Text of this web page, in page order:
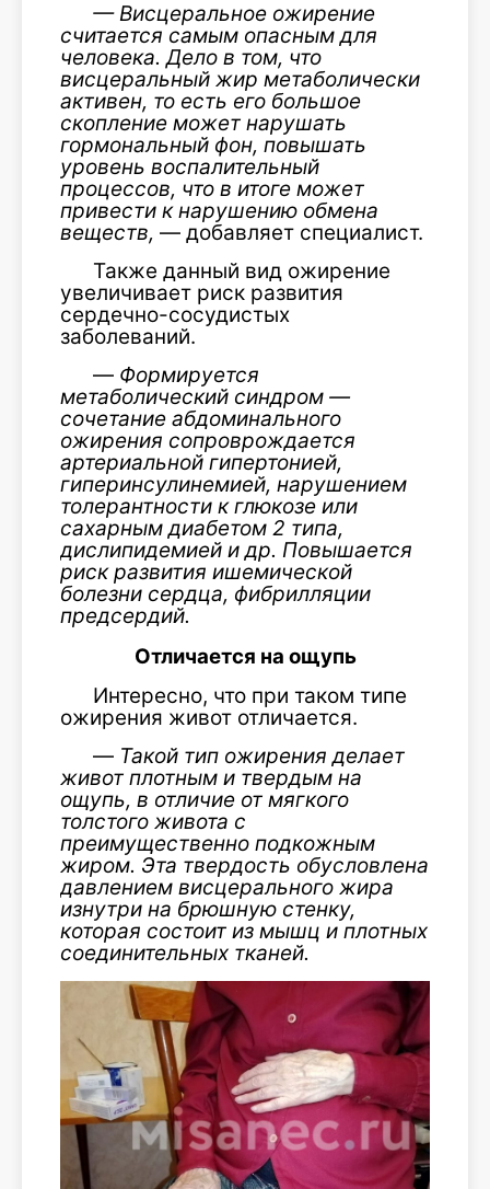
— Висцеральное ожирение
считается самым опасным для
человека. Дело в том, что
висцеральный жир метаболически
активен, то есть его большое
скопление может нарушать
гормональный фон, повышать
уровень воспалительный
процессов, что в итоге может
привести к нарушению обмена
веществ, — добавляет специалист.
Также данный вид ожирение
увеличивает риск развития
сердечно-сосудистых
заболеваний.
— Формируется
метаболический синдром —
сочетание абдоминального
ожирения сопроврождается
артериальной гипертонией,
гиперинсулинемией, нарушением
толерантности к глюкозе или
сахарным диабетом 2 типа,
дислипидемией и др. Повышается
риск развития ишемической
болезни сердца, фибрилляции
предсердий.
Отличается на ощупь
Интересно, что при таком типе
ожирения живот отличается.
— Такой тип ожирения делает
живот плотным и твердым на
ощупь, в отличие от мягкого
толстого живота с
преимущественно подкожным
жиром. Эта твердость обусловлена
давлением висцерального жира
изнутри на брюшную стенку,
которая состоит из мышц и плотных
соединительных тканей.